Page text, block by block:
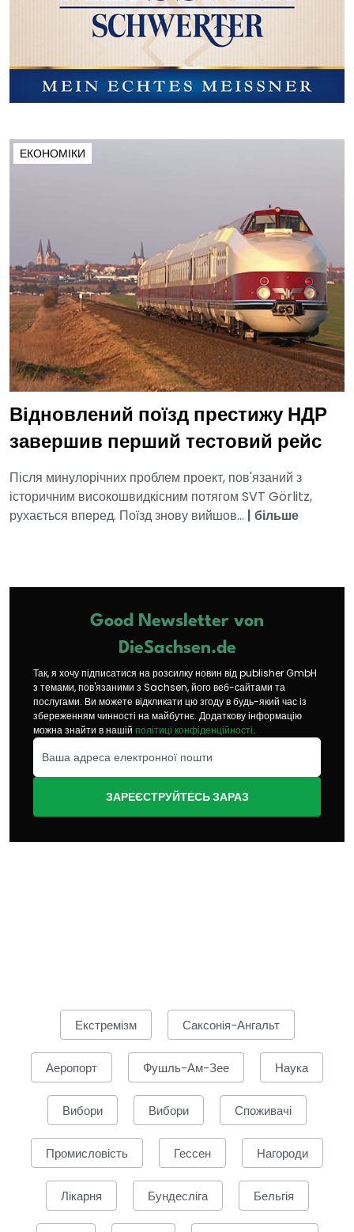
ЕКОНОМІКИ
Відновлений поїзд престижу НДР
завершив перший тестовий рейс
Після минулорічних проблем проект, пов'язаний з
історичним високошвидкісним потягом SVT Görlitz,
рухається вперед. Поїзд знову вийшов... | більше
Good Newsletter von
DieSachsen.de
Так, я хочу підписатися на розсилку новин від publisher GmbH
з темами, пов'язаними з Sachsen, його веб-сайтами та
послугами. Ви можете відкликати цю згоду в будь-який час із
збереженням чинності на майбутнє. Додаткову інформацію
можна знайти в нашій політиці конфіденційності.
ЗАРЕЄСТРУЙТЕСЬ ЗАРАЗ
Екстремізм Саксонія-Ангальт
Аеропорт Фушль-Ам-Зее Наука
Вибори Вибори Споживачі
Промисловість Гессен Нагороди
Лікарня Бундесліга Бельгія